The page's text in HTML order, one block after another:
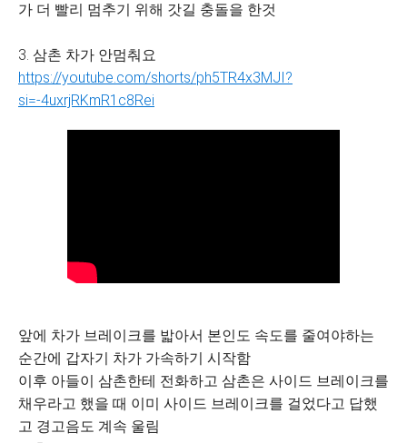
가 더 빨리 멈추기 위해 갓길 충돌을 한것
3. 삼촌 차가 안멈춰요
https://youtube.com/shorts/ph5TR4x3MJI?
si=-4uxrjRKmR1c8Rei
앞에 차가 브레이크를 밟아서 본인도 속도를 줄여야하는
순간에 갑자기 차가 가속하기 시작함
이후 아들이 삼촌한테 전화하고 삼촌은 사이드 브레이크를
채우라고 했을 때 이미 사이드 브레이크를 걸었다고 답했
고 경고음도 계속 울림